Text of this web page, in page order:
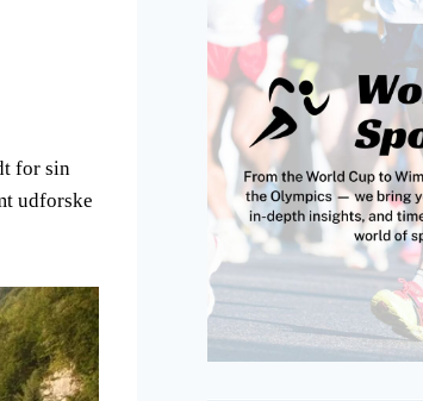
for sin
udforske